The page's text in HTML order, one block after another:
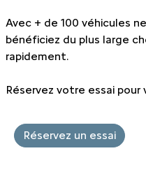
Avec + de 100 véhicules
bénéficiez du plus large
rapidement.
Réservez votre essai pour
Réservez un essai